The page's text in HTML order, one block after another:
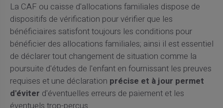
La CAF ou caisse d'allocations familiales dispose de
dispositifs de vérification pour vérifier que les
bénéficiaires satisfont toujours les conditions pour
bénéficier des allocations familiales; ainsi il est essentiel
de déclarer tout changement de situation comme la
poursuite d'études de l'enfant en fournissant les preuves
requises et une déclaration précise et à jour permet
d'éviter d'éventuelles erreurs de paiement et les